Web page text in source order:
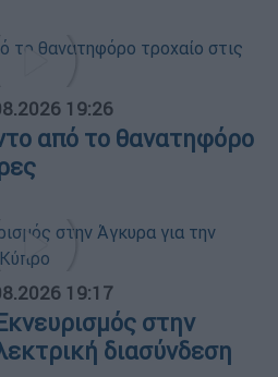
19:26
από το θανατηφόρο
19:17
στην
διασύνδεση